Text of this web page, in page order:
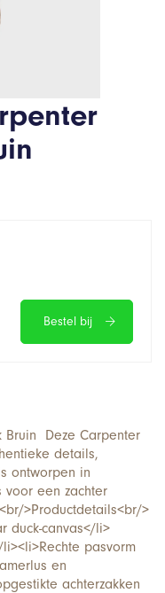
Bestel bij
Bruin Deze Carpenter
details,
ontworpen in
voor een zachter
>Productdetails<br/>
duck-canvas</li>
pasvorm
en
achterzakken